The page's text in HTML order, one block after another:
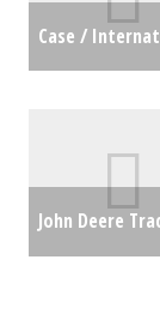
Case /
John Deere